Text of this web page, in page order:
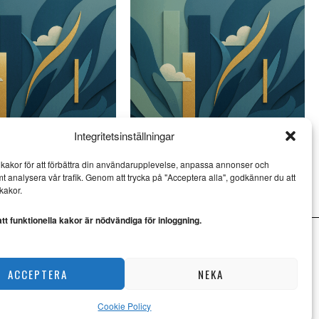
Integritetsinställningar
för att förbättra din användarupplevelse, anpassa annonser och
analysera vår trafik. Genom att trycka på "Acceptera alla", godkänner du att
funktionella kakor är nödvändiga för inloggning.
ACCEPTERA NEKA
Cookie Policy
‒ 2
Wilhelm Wahlroos ‒ 1